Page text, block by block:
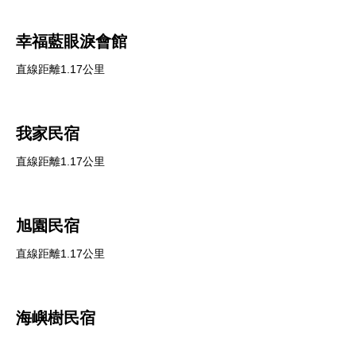
幸福藍眼淚會館
直線距離1.17公里
我家民宿
直線距離1.17公里
旭園民宿
直線距離1.17公里
海嶼樹民宿